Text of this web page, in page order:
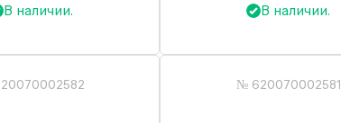
В наличии. В наличии.
№ 620070002581